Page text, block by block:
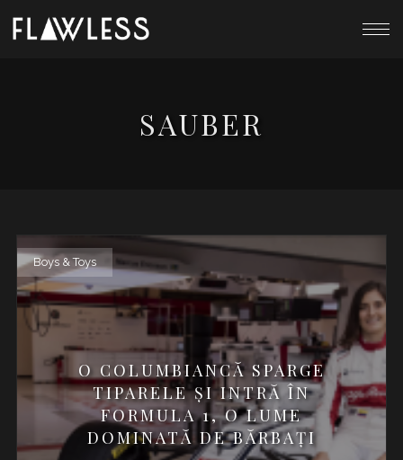
SAUBER
Boys & Toys
O COLUMBIANCĂ SPARGE
TIPARELE ȘI INTRĂ ÎN
FORMULA 1, O LUME
DOMINATĂ DE BĂRBAȚI